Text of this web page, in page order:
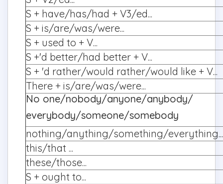
S + have/has/had + V3/ed...
S + is/are/was/were...
S + used to + V...
S +'d better/had better + V...
S + 'd rather/would rather/would like + V...
There + is/are/was/were...
No one/nobody/anyone/anybody/
everybody/someone/somebody
nothing/anything/something/everything...
this/that ...
these/those...
S + ought to...